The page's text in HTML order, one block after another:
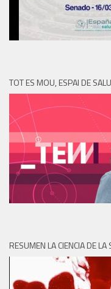
TOT ES MOU, ESPAI DE
RESUMEN LA CIENCIA DE